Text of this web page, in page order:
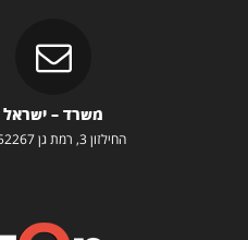
משרד – ישראל
החילזון 3, רמת גן 5252267